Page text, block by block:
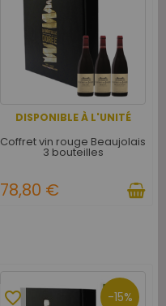
DISPONIBLE À L'UNITÉ
Coffret vin rouge Beaujolais
3 bouteilles
78,80 €
-15%
favorite_border